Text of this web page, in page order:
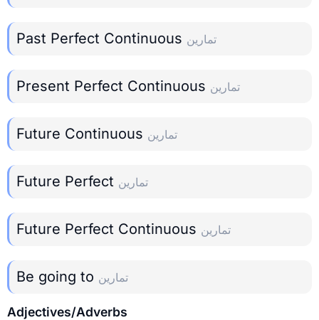
Past Perfect Continuous تمارين
Present Perfect Continuous تمارين
Future Continuous تمارين
Future Perfect تمارين
Future Perfect Continuous تمارين
Be going to تمارين
Adjectives/Adverbs